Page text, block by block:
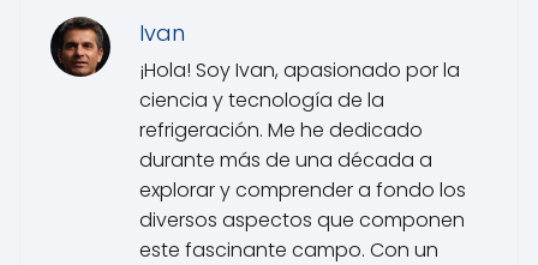
Ivan
¡Hola! Soy Ivan, apasionado por la
ciencia y tecnología de la
refrigeración. Me he dedicado
durante más de una década a
explorar y comprender a fondo los
diversos aspectos que componen
este fascinante campo. Con un